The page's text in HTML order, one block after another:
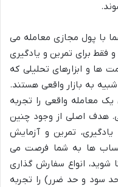
با پول مجازی معامله می
فقط برای تمرین و یادگیری
ها و ابزارهای تحلیلی که
به بازار واقعی هستند.
معامله واقعی را تجربه
هدف اصلی از وجود چنین
تمرین و آزمایش
حساب ها به شما فرصت می
شوید، انواع سفارش گذاری
سود و حد ضرر) را تجربه